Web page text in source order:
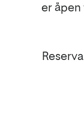
er åpen